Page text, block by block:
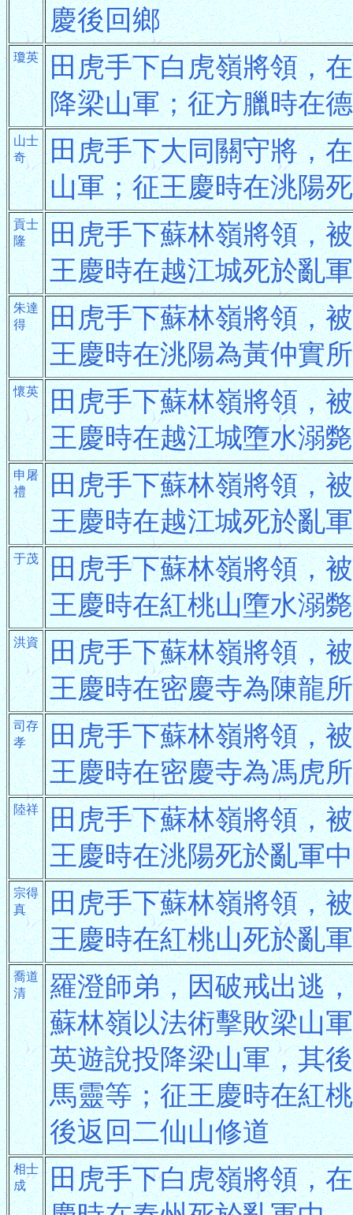
慶後回鄉
瓊英
田虎手下白虎嶺將領，
降梁山軍；征方臘時在
山士
奇
田虎手下大同關守將，
山軍；征王慶時在洮陽
貢士
隆
田虎手下蘇林嶺將領，
王慶時在越江城死於亂
朱達
得
田虎手下蘇林嶺將領，
王慶時在洮陽為黃仲實
懷英
田虎手下蘇林嶺將領，
王慶時在越江城墮水溺斃
申屠
禮
田虎手下蘇林嶺將領，
王慶時在越江城死於亂
于茂
田虎手下蘇林嶺將領，
王慶時在紅桃山墮水溺斃
洪資
田虎手下蘇林嶺將領，
王慶時在密慶寺為陳龍
司存
孝
田虎手下蘇林嶺將領，
王慶時在密慶寺為馮虎
陸祥
田虎手下蘇林嶺將領，
王慶時在洮陽死於亂軍中
宗得
真
田虎手下蘇林嶺將領，
王慶時在紅桃山死於亂
喬道
清
羅澄師弟，因破戒出逃
蘇林嶺以法術擊敗梁山
英遊說投降梁山軍，其
馬靈等；征王慶時在紅
後返回二仙山修道
相士
成
田虎手下白虎嶺將領，